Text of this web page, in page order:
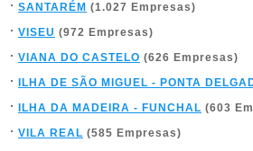
SANTARÉM (1.027 Empresas)
VISEU (972 Empresas)
VIANA DO CASTELO (626 Empresas)
ILHA DE SÃO MIGUEL - PONTA
ILHA DA MADEIRA - FUNCHAL (603
VILA REAL (585 Empresas)